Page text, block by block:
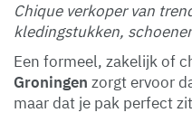
Chique verkoper van
kledingstukken,
Een formeel, zakelijk of
Groningen zorgt ervoor
maar dat je pak perfect